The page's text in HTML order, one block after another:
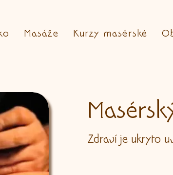
Masáže Kurzy masérské
Zdraví je ukryto